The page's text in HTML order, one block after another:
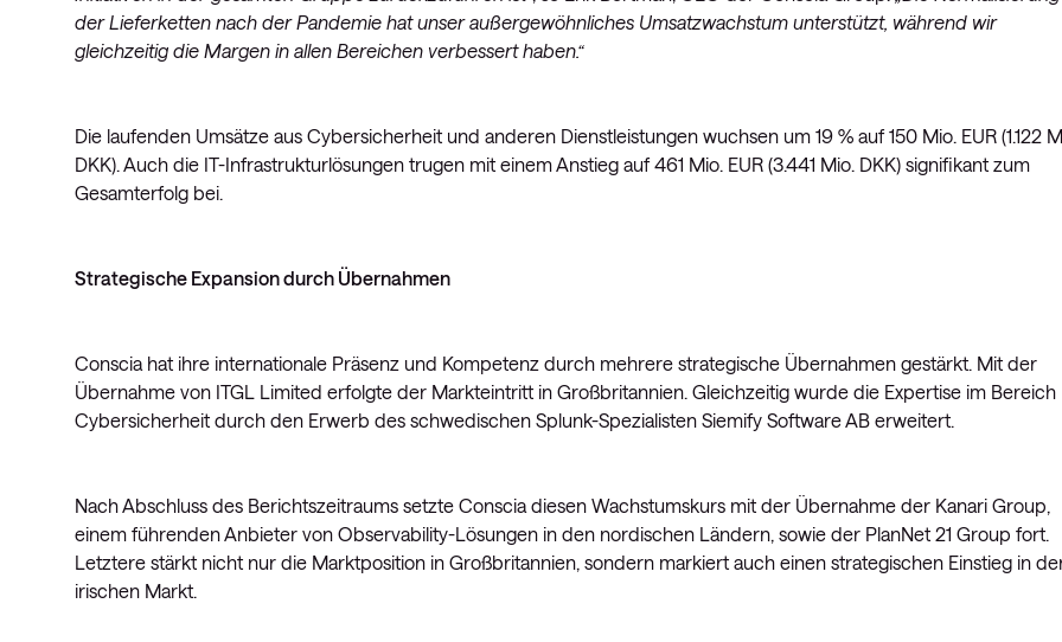
der Lieferketten nach der Pandemie hat unser außergewöhnliches Umsatzwachstum unterstützt, während wir
gleichzeitig die Margen in allen Bereichen verbessert haben.“
Die laufenden Umsätze aus Cybersicherheit und anderen Dienstleistungen wuchsen um 19 % auf 150 Mio. EUR (1.122
DKK). Auch die IT-Infrastrukturlösungen trugen mit einem Anstieg auf 461 Mio. EUR (3.441 Mio. DKK) signifikant zum
Gesamterfolg bei.
Strategische Expansion durch Übernahmen
Conscia hat ihre internationale Präsenz und Kompetenz durch mehrere strategische Übernahmen gestärkt. Mit der
Übernahme von ITGL Limited erfolgte der Markteintritt in Großbritannien. Gleichzeitig wurde die Expertise im Bereich
Cybersicherheit durch den Erwerb des schwedischen Splunk-Spezialisten Siemify Software AB erweitert.
Nach Abschluss des Berichtszeitraums setzte Conscia diesen Wachstumskurs mit der Übernahme der Kanari Group,
einem führenden Anbieter von Observability-Lösungen in den nordischen Ländern, sowie der PlanNet 21 Group fort.
Letztere stärkt nicht nur die Marktposition in Großbritannien, sondern markiert auch einen strategischen Einstieg in
irischen Markt.